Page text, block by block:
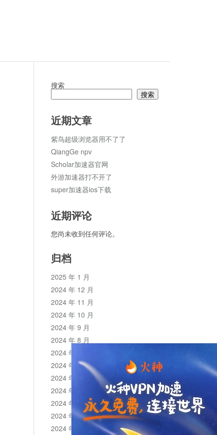
搜索
搜索
近期文章
紫鸟超级浏览器用不了了
QiangGe npv
Scholar加速器官网
外游加速器打不开了
super加速器ios下载
近期评论
您尚未收到任何评论。
归档
2025 年 1 月
2024 年 12 月
2024 年 11 月
2024 年 10 月
2024 年 9 月
2024 年 8 月
2024 年 7 月
2024 年 6 月
2024 年 5 月
2024 年 4 月
2024 年 3 月
2024 年 2 月
2024 年 1 月